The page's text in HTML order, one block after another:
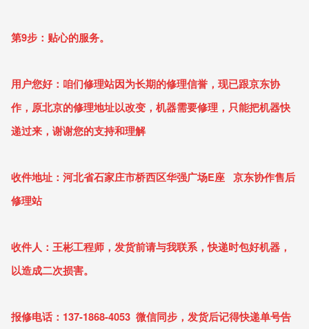
第9步：贴心的服务。
用户您好：咱们修理站因为长期的修理信誉，现已跟京东协
作，原北京的修理地址以改变，机器需要修理，只能把机器快
递过来，谢谢您的支持和理解
收件地址：河北省石家庄市桥西区华强广场E座 京东协作售后
修理站
收件人：王彬工程师，发货前请与我联系，快递时包好机器，
以造成二次损害。
报修电话：137-1868-4053 微信同步，发货后记得快递单号告